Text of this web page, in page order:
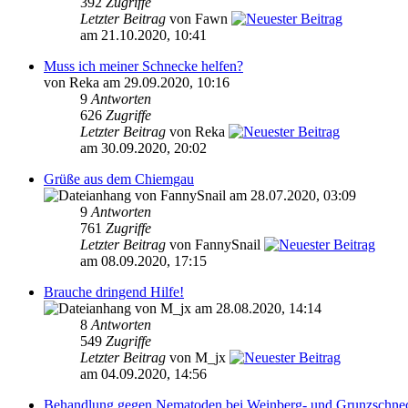
Letzter Beitrag von Fawn
am 21.10.2020, 10:41
Muss ich meiner Schnecke helfen?
von Reka am 29.09.2020, 10:16
9 Antworten
626 Zugriffe
Letzter Beitrag von Reka
am 30.09.2020, 20:02
Grüße aus dem Chiemgau
von FannySnail am 28.07.2020, 03:09
9 Antworten
761 Zugriffe
Letzter Beitrag von FannySnail
am 08.09.2020, 17:15
Brauche dringend Hilfe!
von M_jx am 28.08.2020, 14:14
8 Antworten
549 Zugriffe
Letzter Beitrag von M_jx
am 04.09.2020, 14:56
Behandlung gegen Nematoden bei Weinberg- und